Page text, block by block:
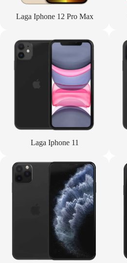
Laga Iphone 12 Pro Max
Laga Iphone 11